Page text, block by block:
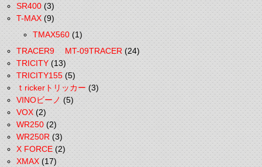
SR400(3)
T-MAX(9)
TMAX560(1)
TRACER9 MT-09TRACER(24)
TRICITY(13)
TRICITY155(5)
ｔrickerトリッカー(3)
VINOビーノ(5)
VOX(2)
WR250(2)
WR250R(3)
X FORCE(2)
XMAX(17)